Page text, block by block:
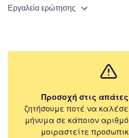
Εργαλεία ερώτησης
Προσοχή στις
ζητήσουμε ποτέ να
μήνυμα σε κάποιον
μοιραστείτε